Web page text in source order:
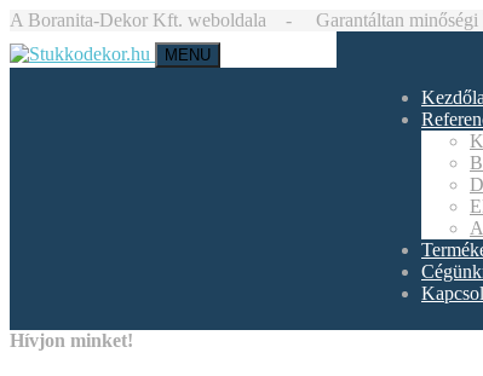
A Boranita-Dekor Kft. weboldala - Garantáltan minőségi
MENU
Hívjon minket!